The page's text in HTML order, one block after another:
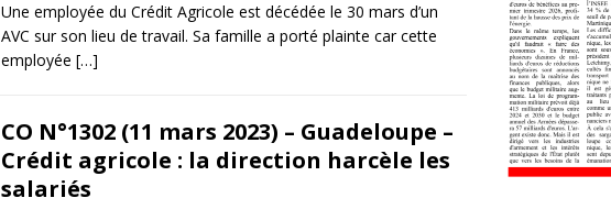
Une employée du Crédit Agricole est décédée le 30 mars d’un
AVC sur son lieu de travail. Sa famille a porté plainte car cette
employée […]
CO N°1302 (11 mars 2023) – Guadeloupe –
Crédit agricole : la direction harcèle les
salariés